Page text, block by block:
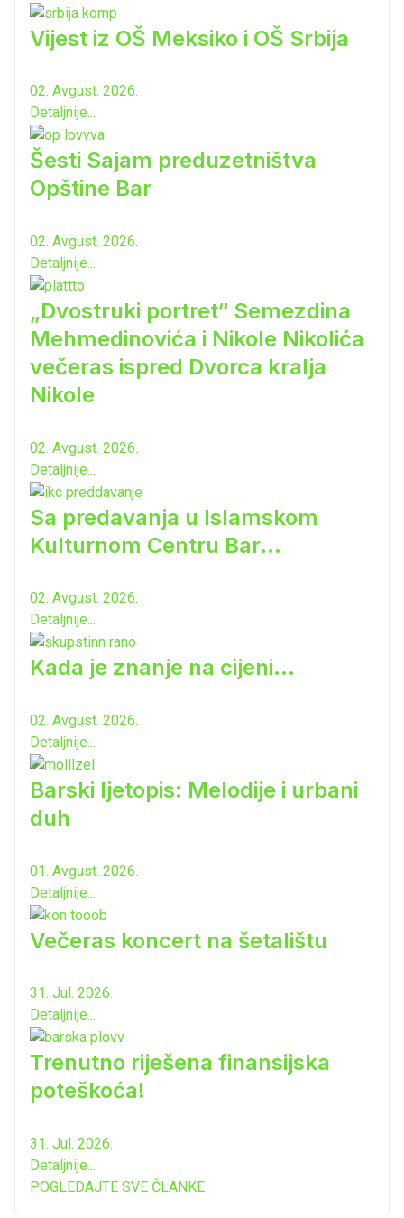
Vijest iz OŠ Meksiko i OŠ Srbija
02. Avgust. 2026.
Detaljnije...
Šesti Sajam preduzetništva
Opštine Bar
02. Avgust. 2026.
Detaljnije...
„Dvostruki portret“ Semezdina
Mehmedinovića i Nikole Nikolića
večeras ispred Dvorca kralja
Nikole
02. Avgust. 2026.
Detaljnije...
Sa predavanja u Islamskom
Kulturnom Centru Bar...
02. Avgust. 2026.
Detaljnije...
Kada je znanje na cijeni...
02. Avgust. 2026.
Detaljnije...
Barski ljetopis: Melodije i urbani
duh
01. Avgust. 2026.
Detaljnije...
Večeras koncert na šetalištu
31. Jul. 2026.
Detaljnije...
Trenutno riješena finansijska
poteškoća!
31. Jul. 2026.
Detaljnije...
POGLEDAJTE SVE ČLANKE